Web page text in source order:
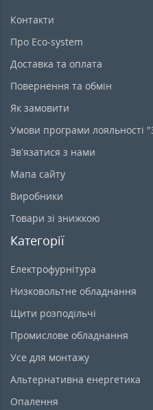
Контакти
Про Eco-system
Доставка та оплата
Повернення та обмін
Як замовити
Умови програми
Зв’язатися з нами
Мапа сайту
Виробники
Товари зі знижкою
Категорії
Електрофурнітура
Низковольтне обладнання
Щити розподільчі
Промислове обладнання
Усе для монтажу
Альтернативна енергетика
Опалення